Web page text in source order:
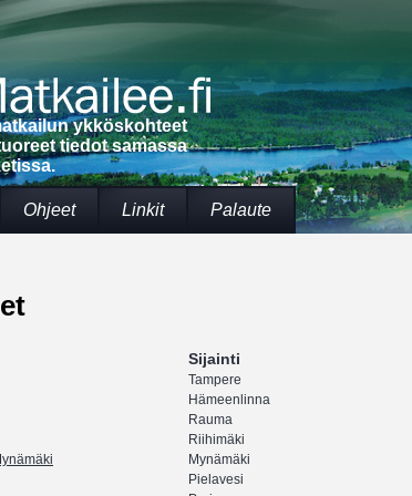
ykköskohteet
tiedot samassa
Ohjeet Linkit Palaute
Sijainti
Tampere
Hämeenlinna
Rauma
Riihimäki
Mynämäki
Pielavesi